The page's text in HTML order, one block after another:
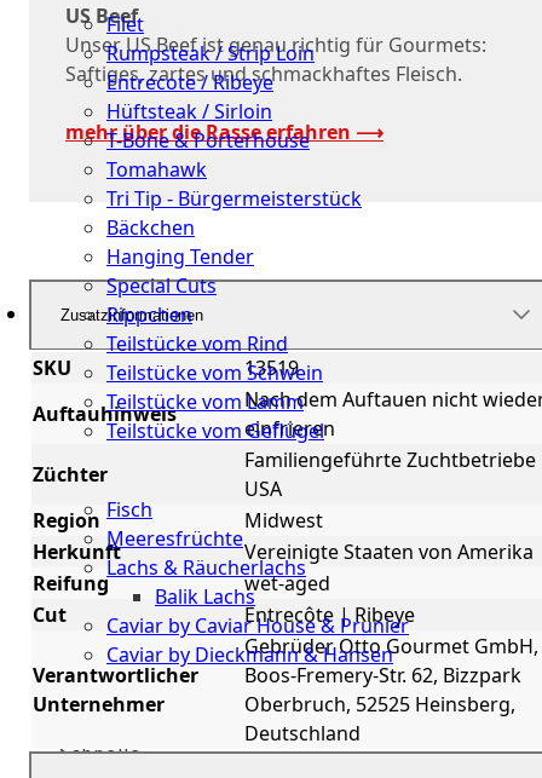
Filet
Rumpsteak / Strip Loin
Entrecote / Ribeye
Hüftsteak / Sirloin
T-Bone & Porterhouse
Tomahawk
Tri Tip - Bürgermeisterstück
Bäckchen
Hanging Tender
Special Cuts
Rippchen
Teilstücke vom Rind
Teilstücke vom Schwein
Teilstücke vom Lamm
Teilstücke vom Geflügel
Seafood
Fisch
Meeresfrüchte
Lachs & Räucherlachs
Balik Lachs
Caviar by Caviar House & Prunier
Caviar by Dieckmann & Hansen
Probierpakete
Schnelle
US Beef
Unser US Beef ist genau richtig für Gourmets:
Saftiges, zartes und schmackhaftes Fleisch.
mehr über die Rasse erfahren ⟶
Zusatzinformationen
SKU
13519
Auftauhinweis
Nach dem Auftauen nicht
einfrieren
Züchter
Familiengeführte Zuchtbetriebe
USA
Region
Midwest
Herkunft
Vereinigte Staaten von Amerika
Reifung
wet-aged
Cut
Entrecôte | Ribeye
Verantwortlicher
Unternehmer
Gebrüder Otto Gourmet GmbH,
Boos-Fremery-Str. 62, Bizzpark
Oberbruch, 52525 Heinsberg,
Deutschland